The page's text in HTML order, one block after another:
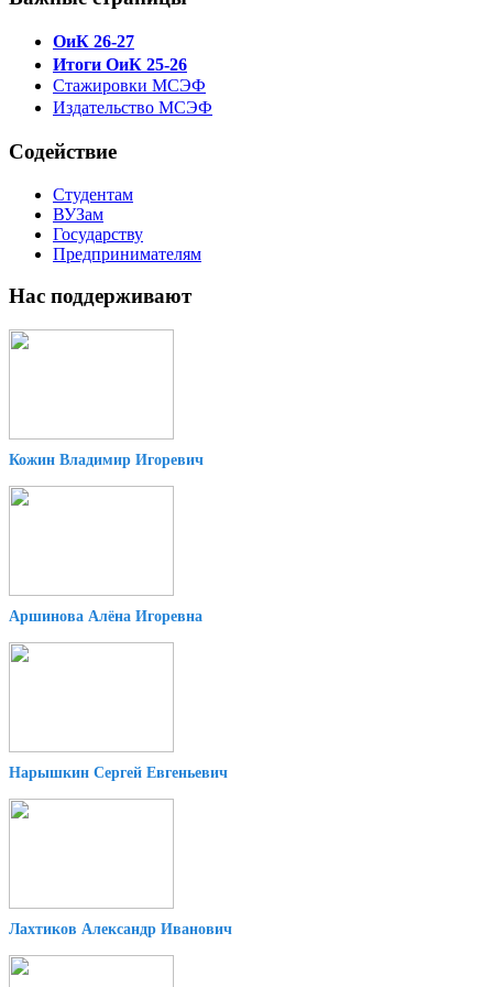
ОиК 26-27
Итоги ОиК 25-26
Стажировки МСЭФ
Издательство МСЭФ
Содействие
Студентам
ВУЗам
Государству
Предпринимателям
Нас поддерживают
Кожин Владимир Игоревич
Аршинова Алёна Игоревна
Нарышкин Сергей Евгеньевич
Лахтиков Александр Иванович